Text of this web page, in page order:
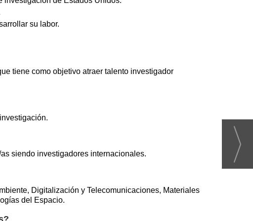
su labor.
tiene como objetivo atraer talento investigador
siendo investigadores internacionales.
Digitalización y Telecomunicaciones, Materiales
del Espacio.